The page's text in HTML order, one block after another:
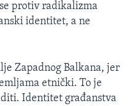
protiv radikalizma
identitet, a ne
Zapadnog Balkana, jer
etnički. To je
Identitet građanstva